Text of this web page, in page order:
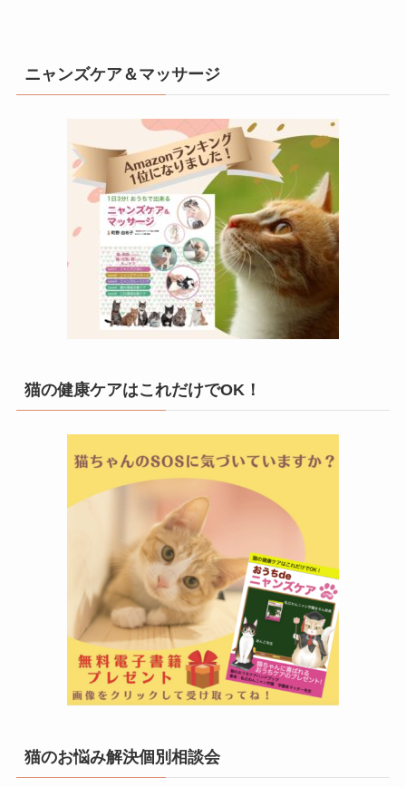
ニャンズケア＆マッサージ
猫の健康ケアはこれだけでOK！
猫のお悩み解決個別相談会